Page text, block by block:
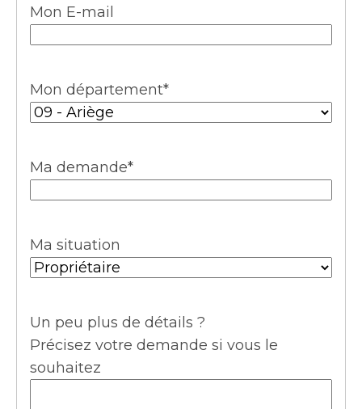
Mon E-mail
Mon département*
Ma demande*
Ma situation
Un peu plus de détails ?
Précisez votre demande si vous le
souhaitez